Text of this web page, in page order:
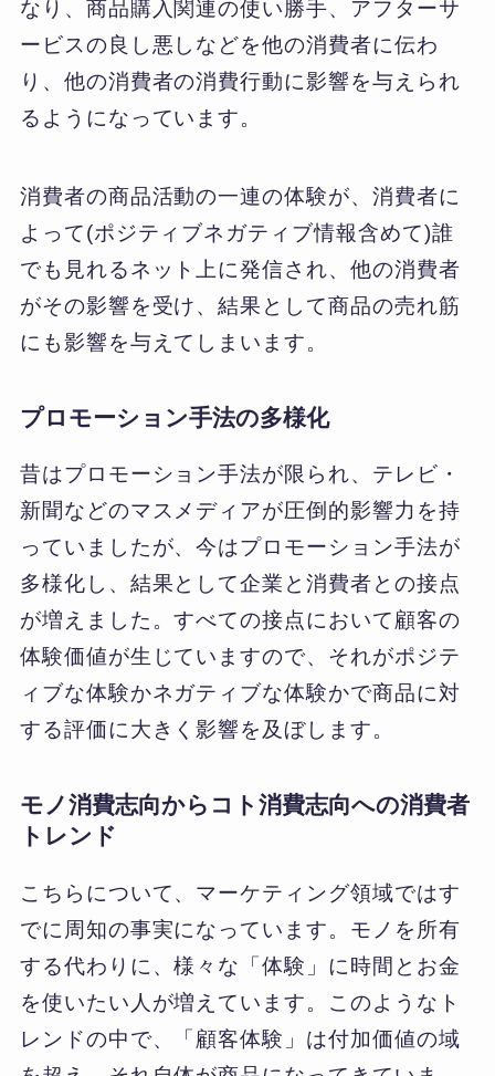
なり、商品購入関連の使い勝手、アフターサ
ービスの良し悪しなどを他の消費者に伝わ
り、他の消費者の消費行動に影響を与えられ
るようになっています。
消費者の商品活動の一連の体験が、消費者に
よって(ポジティブネガティブ情報含めて)誰
でも見れるネット上に発信され、他の消費者
がその影響を受け、結果として商品の売れ筋
にも影響を与えてしまいます。
プロモーション手法の多様化
昔はプロモーション手法が限られ、テレビ・
新聞などのマスメディアが圧倒的影響力を持
っていましたが、今はプロモーション手法が
多様化し、結果として企業と消費者との接点
が増えました。すべての接点において顧客の
体験価値が生じていますので、それがポジテ
ィブな体験かネガティブな体験かで商品に対
する評価に大きく影響を及ぼします。
モノ消費志向からコト消費志向への消費者
トレンド
こちらについて、マーケティング領域ではす
でに周知の事実になっています。モノを所有
する代わりに、様々な「体験」に時間とお金
を使いたい人が増えています。このようなト
レンドの中で、「顧客体験」は付加価値の域